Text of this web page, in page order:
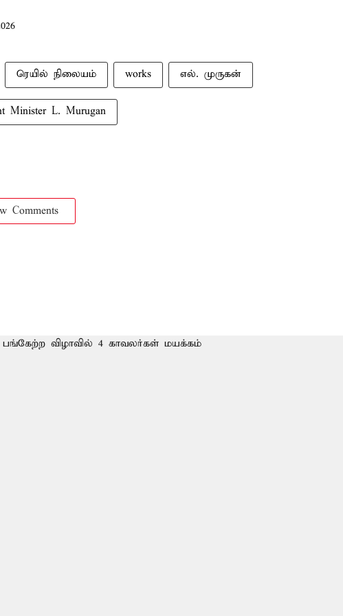
ரெயில் நிலையம் works எல். முருகன்
Minister L. Murugan
Comments